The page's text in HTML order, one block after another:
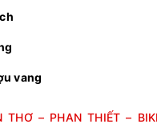
vang
THƠ – PHAN THIẾT –